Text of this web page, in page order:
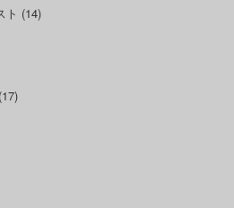
ト (14)
(17)